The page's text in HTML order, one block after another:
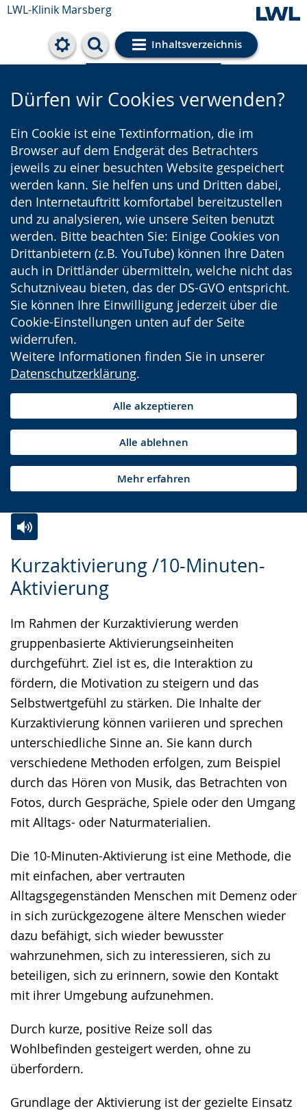
LWL-Klinik Marsberg
Inhaltsverzeichnis
Cookie-Einstellungen
Dürfen wir Cookies verwenden?
Ein Cookie ist eine Textinformation, die im
Browser auf dem Endgerät des Betrachters
jeweils zu einer besuchten Website gespeichert
werden kann. Sie helfen uns und Dritten dabei,
den Internetauftritt komfortabel bereitzustellen
und zu analysieren, wie unsere Seiten benutzt
werden. Bitte beachten Sie: Einige Cookies von
Drittanbietern (z.B. YouTube) können Ihre Daten
auch in Drittländer übermitteln, welche nicht das
Schutzniveau bieten, das der DS-GVO entspricht.
Sie können Ihre Einwilligung jederzeit über die
Cookie-Einstellungen unten auf der Seite
widerrufen.
Weitere Informationen finden Sie in unserer
Datenschutzerklärung.
Alle akzeptieren
Alle ablehnen
Mehr erfahren
Kurzaktivierung /10-Minuten-
Aktivierung
Im Rahmen der Kurzaktivierung werden
gruppenbasierte Aktivierungseinheiten
durchgeführt. Ziel ist es, die Interaktion zu
fördern, die Motivation zu steigern und das
Selbstwertgefühl zu stärken. Die Inhalte der
Kurzaktivierung können variieren und sprechen
unterschiedliche Sinne an. Sie kann durch
verschiedene Methoden erfolgen, zum Beispiel
durch das Hören von Musik, das Betrachten von
Fotos, durch Gespräche, Spiele oder den Umgang
mit Alltags- oder Naturmaterialien.
Die 10-Minuten-Aktivierung ist eine Methode, die
mit einfachen, aber vertrauten
Alltagsgegenständen Menschen mit Demenz oder
in sich zurückgezogene ältere Menschen wieder
dazu befähigt, sich wieder bewusster
wahrzunehmen, sich zu interessieren, sich zu
beteiligen, sich zu erinnern, sowie den Kontakt
mit ihrer Umgebung aufzunehmen.
Durch kurze, positive Reize soll das
Wohlbefinden gesteigert werden, ohne zu
überfordern.
Grundlage der Aktivierung ist der gezielte Einsatz
Leichten
Sprache
Audio-
Unterstützung.
Video
in
Gebärdensprache
wird
angezeigt.